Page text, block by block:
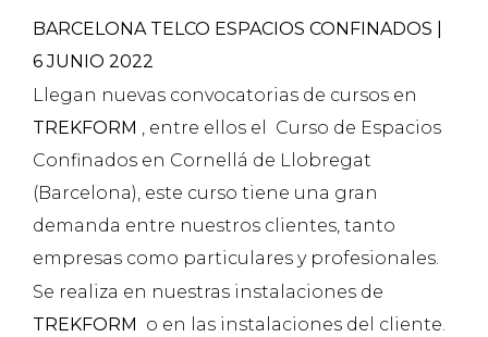
BARCELONA TELCO ESPACIOS CONFINADOS |
6 JUNIO 2022
Llegan nuevas convocatorias de cursos en
TREKFORM , entre ellos el Curso de Espacios
Confinados en Cornellá de Llobregat
(Barcelona), este curso tiene una gran
demanda entre nuestros clientes, tanto
empresas como particulares y profesionales.
Se realiza en nuestras instalaciones de
TREKFORM
o en las instalaciones del cliente.